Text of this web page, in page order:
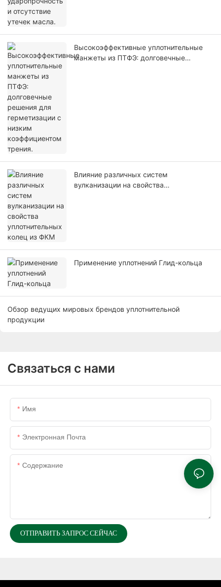
Высокоэффективные уплотнительные
манжеты из ПТФЭ: долговечные
Влияние различных систем
вулканизации на свойства
Применение уплотнений Глид-кольца
Обзор ведущих мировых брендов уплотнительной
продукции
Связаться с нами
Имя
Электронная Почта
Содержание
ОТПРАВИТЬ ЗАПРОС СЕЙЧАС